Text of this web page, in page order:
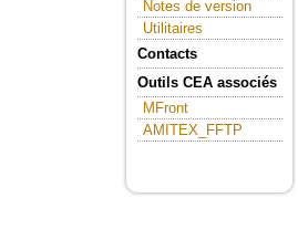
Notes de version
Utilitaires
Contacts
Outils CEA associés
MFront
AMITEX_FFTP